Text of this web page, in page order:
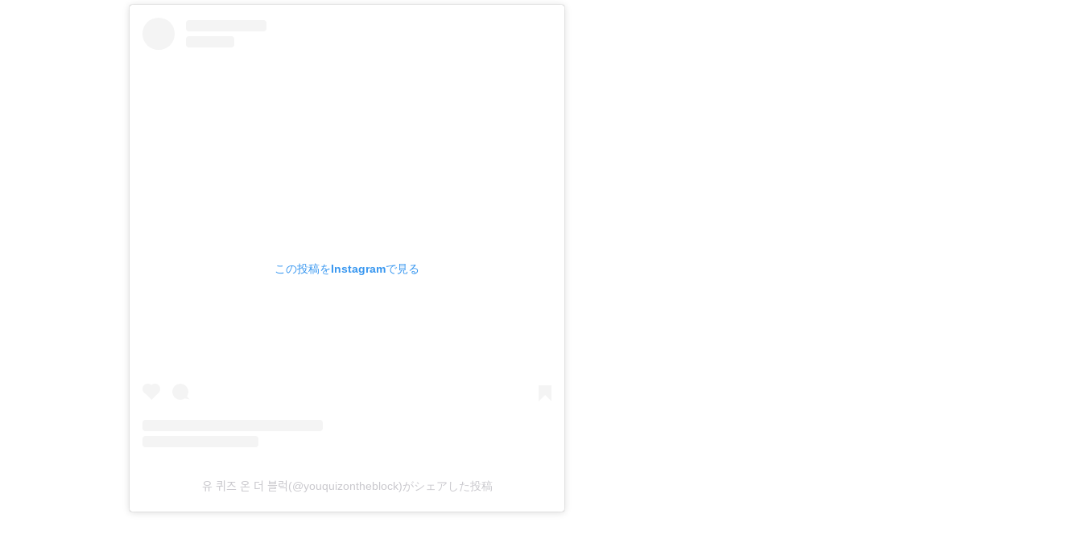
この投稿をInstagramで見る
유 퀴즈 온 더 블럭(@youquizontheblock)がシェアした投稿